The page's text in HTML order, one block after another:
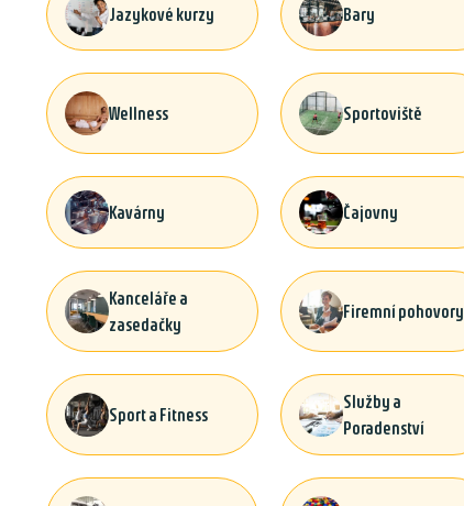
Jazykové kurzy Bary
Wellness Sportoviště
Kavárny Čajovny
Kanceláře a
zasedačky
Firemní pohovory
Sport a Fitness
Služby a
Poradenství